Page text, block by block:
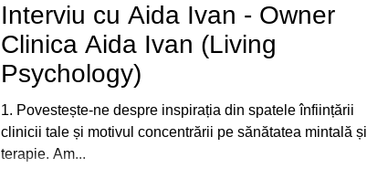
Interviu cu Aida Ivan - Owner
Clinica Aida Ivan (Living
Psychology)
1. Povestește-ne despre inspirația din spatele înființării
clinicii tale și motivul concentrării pe sănătatea mintală și
terapie. Am...